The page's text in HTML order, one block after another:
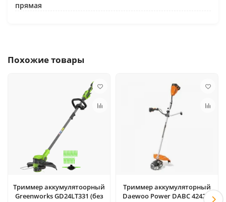
прямая
Похожие товары
Триммер аккумулятоорный
Greenworks GD24LT331 (без
Триммер аккумуляторный
Daewoo Power DABC 4242Li